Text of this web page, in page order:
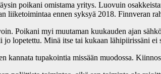
poikani omistama yritys. Luovuin
liiketoimintaa ennen syksyä 2018. Finnveran
Poikani myi muutaman kuukauden ajan
lopetettu. Minä itse tai kukaan lähipiirissäni ei
kannata tupakointia missään muodossa.